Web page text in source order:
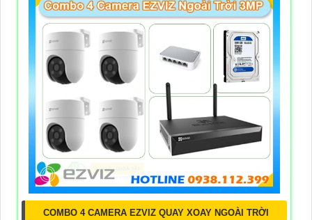
COMBO 4 CAMERA EZVIZ QUAY XOAY NGOÀI TRỜI